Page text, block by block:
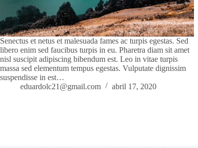
Senectus et netus et malesuada fames ac turpis egestas. Sed
libero enim sed faucibus turpis in eu. Pharetra diam sit amet
nisl suscipit adipiscing bibendum est. Leo in vitae turpis
massa sed elementum tempus egestas. Vulputate dignissim
suspendisse in est…
eduardolc21@gmail.com
abril 17, 2020